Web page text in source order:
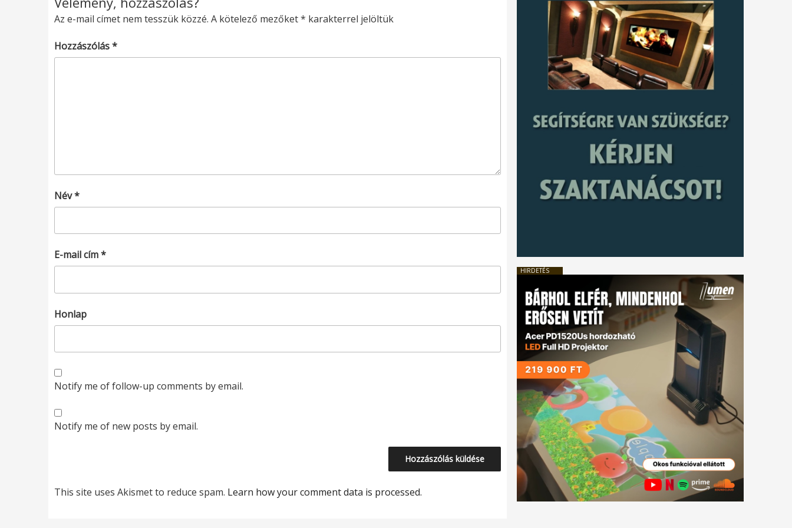
Az e-mail címet nem tesszük közzé. A kötelező mezőket* karakterrel jelöltük
Hozzászólás*
Név*
E-mail cím*
Honlap
Notify me of follow-up comments by email.
Notify me of new posts by email.
This site uses Akismet to reduce spam. Learn how your comment data is processed.
HIRDETÉS